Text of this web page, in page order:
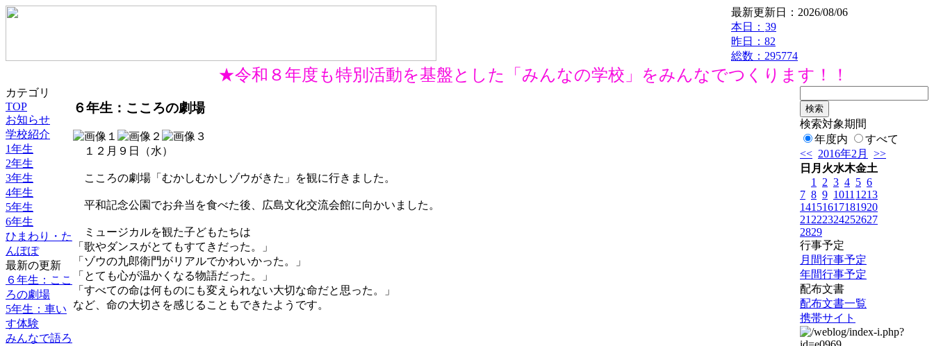
最新更新日：2026/08/06
本日： 39
昨日：82
総数：295774
★令和８年度も特別活動を基盤とした「みんなの学校」をみんなでつくります！！
カテゴリ
TOP
お知らせ
学校紹介
1年生
2年生
3年生
4年生
5年生
6年生
ひまわり・た
んぽぽ
最新の更新
６年生：ここ
ろの劇場
5年生：車い
す体験
みんなで語ろ
６年生：こころの劇場
１２月９日（水）
こころの劇場「むかしむかしゾウがきた」を観に行きました。
平和記念公園でお弁当を食べた後、広島文化交流会館に向かいました。
ミュージカルを観た子どもたちは
「歌やダンスがとてもすてきだった。」
「ゾウの九郎衛門がリアルでかわいかった。」
「とても心が温かくなる物語だった。」
「すべての命は何ものにも変えられない大切な命だと思った。」
など、命の大切さを感じることもできたようです。
検索対象期間
年度内
すべて
<< 2016年2月
>>
日 月 火水木金土
1
2 3 4 5 6
7 8 9 1011 1213
14151617181920
21 222324252627
2829
行事予定
月間行事予定
年間行事予定
配布文書
配布文書一覧
携帯サイト